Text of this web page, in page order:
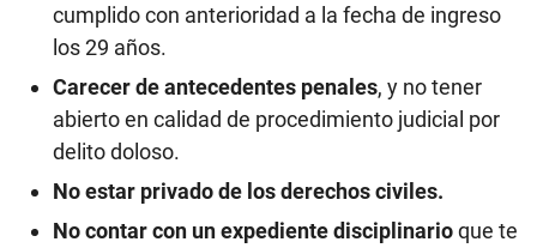
cumplido con anterioridad a la fecha de ingreso
los 29 años.
Carecer de antecedentes penales, y no tener
abierto en calidad de procedimiento judicial por
delito doloso.
No estar privado de los derechos civiles.
No contar con un expediente disciplinarioque te